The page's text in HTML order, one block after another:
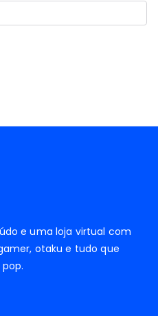
e uma loja virtual com
otaku e tudo que